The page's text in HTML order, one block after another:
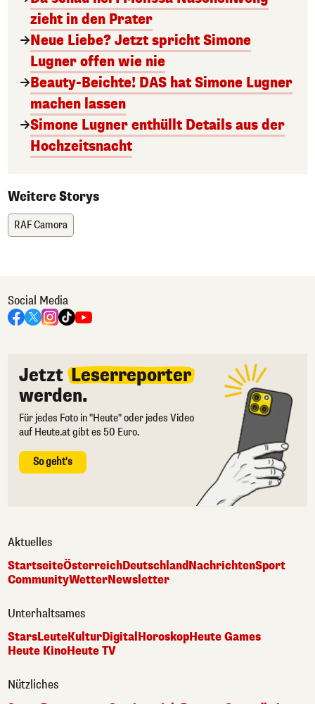
zieht in den Prater
Neue Liebe? Jetzt spricht Simone
Lugner offen wie nie
Beauty-Beichte! DAS hat Simone Lugner
machen lassen
Simone Lugner enthüllt Details aus der
Hochzeitsnacht
Weitere Storys
RAF Camora
Social Media
Jetzt Leserreporter
werden.
Für jedes Foto in "Heute" oder jedes Video
auf Heute.at gibt es 50 Euro.
So geht's
Aktuelles
StartseiteÖsterreichDeutschlandNachrichtenSport
CommunityWetterNewsletter
Unterhaltsames
StarsLeuteKulturDigitalHoroskopHeute Games
Heute KinoHeute TV
Nützliches